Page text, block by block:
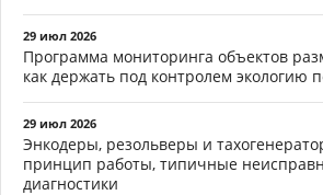
29 июл 2026
Программа мониторинга объектов
как держать под контролем экологию
29 июл 2026
Энкодеры, резольверы и
принцип работы, типичные
диагностики